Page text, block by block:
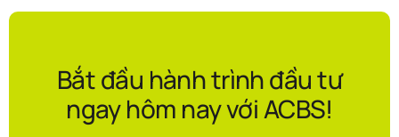
Bắt đầu hành trình đầu tư
ngay hôm nay với ACBS!